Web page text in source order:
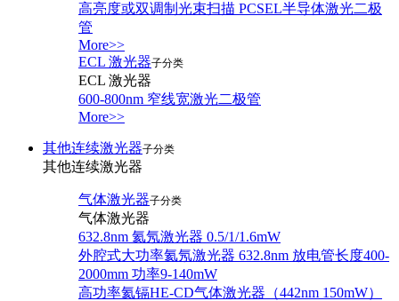
高亮度或双调制光束扫描 PCSEL半导体激光二极
管
More>>
ECL 激光器子分类
ECL 激光器
600-800nm 窄线宽激光二极管
More>>
其他连续激光器子分类
其他连续激光器
气体激光器子分类
气体激光器
632.8nm 氦氖激光器 0.5/1/1.6mW
外腔式大功率氦氖激光器 632.8nm 放电管长度400-
2000mm 功率9-140mW
高功率氦镉HE-CD气体激光器（442nm 150mW）